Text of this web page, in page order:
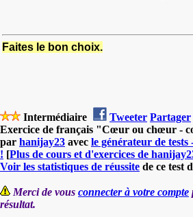
Faites le bon choix.
Intermédiaire Tweeter Partager
Exercice de français "Cœur ou chœur -
par hanijay23 avec le générateur de
! [Plus de cours et d'exercices de
Voir les statistiques de réussite de ce test
Merci de vous connecter à votre compte
résultat.